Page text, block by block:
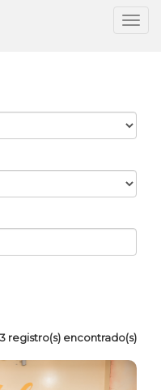
registro(s) encontrado(s)